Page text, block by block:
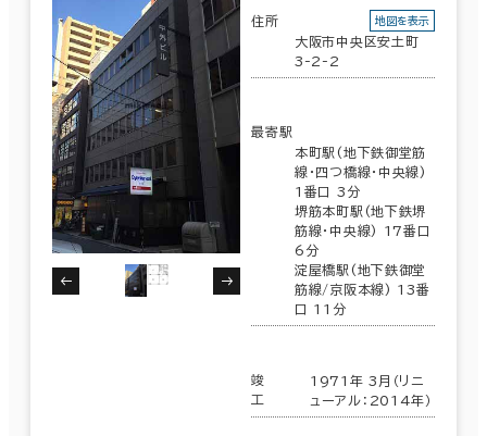
住所
大阪市中央区安土町
3-2-2
地図を表示
最寄駅
本町駅(地下鉄御堂筋
線･四つ橋線･中央線)
1番口 3分
堺筋本町駅(地下鉄堺
筋線･中央線) 17番口
6分
淀屋橋駅(地下鉄御堂
筋線/京阪本線) 13番
口 11分
竣
工
1971年 3月（リニ
ューアル：2014年）